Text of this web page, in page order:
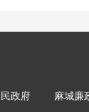
政府 麻城廉